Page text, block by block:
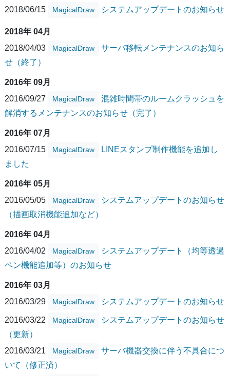
2018/06/15
MagicalDraw システムアップデートのお知らせ
2018年 04月
2018/04/03
MagicalDraw
サーバ移転メンテナンスのお知ら
せ（終了）
2016年 09月
2016/09/27
MagicalDraw
混雑時間帯のルームクラッシュを
解消するメンテナンスのお知らせ（完了）
2016年 07月
2016/07/15
MagicalDraw
LINEスタンプ制作機能を追加し
ました
2016年 05月
2016/05/05
MagicalDraw
システムアップデートのお知らせ
（描画取消機能追加など）
2016年 04月
2016/04/02
MagicalDraw
システムアップデート（均等透過
ペン機能追加等）のお知らせ
2016年 03月
2016/03/29
MagicalDraw システムアップデートのお知らせ
2016/03/22 MagicalDraw
システムアップデートのお知らせ
（更新）
2016/03/21
MagicalDraw
サーバ機器交換に伴う不具合につ
いて（修正済）